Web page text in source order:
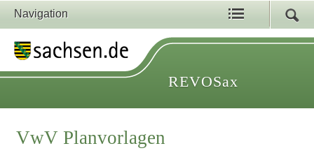
Navigation
REVOSax
VwV Planvorlagen